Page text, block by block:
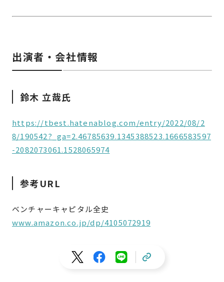
出演者・会社情報
鈴木 立哉氏
https://tbest.hatenablog.com/entry/2022/08/2
8/190542?_ga=2.46785639.1345388523.1666583597
-2082073061.1528065974
参考URL
ベンチャーキャピタル全史
www.amazon.co.jp/dp/4105072919